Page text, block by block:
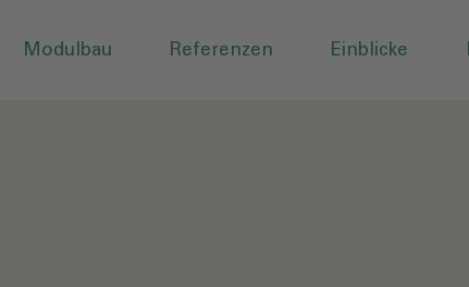
Modulbau Referenzen Einblicke